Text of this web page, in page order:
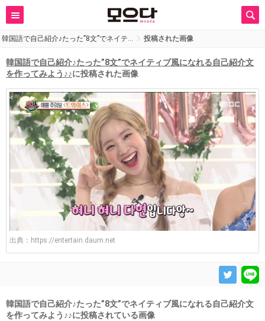
韓国語で自己紹介♪たった”8文”でネイテ… 投稿された画像
韓国語で自己紹介♪たった”8文”でネイティブ風になれる自己紹介文
を作ってみよう♪♪に投稿された画像
出典： https://entertain.daum.net
韓国語で自己紹介♪たった”8文”でネイティブ風になれる自己紹介文
を作ってみよう♪♪に投稿されている画像